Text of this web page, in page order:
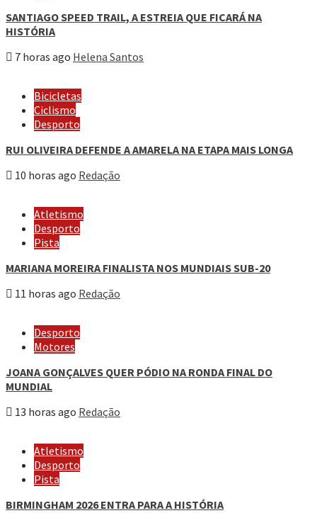
SANTIAGO SPEED TRAIL, A ESTREIA QUE FICARÁ NA
HISTÓRIA
7 horas ago Helena Santos
Bicicletas
Ciclismo
Desporto
RUI OLIVEIRA DEFENDE A AMARELA NA ETAPA MAIS LONGA
10 horas ago Redação
Atletismo
Desporto
Pista
MARIANA MOREIRA FINALISTA NOS MUNDIAIS SUB-20
11 horas ago Redação
Desporto
Motores
JOANA GONÇALVES QUER PÓDIO NA RONDA FINAL DO
MUNDIAL
13 horas ago Redação
Atletismo
Desporto
Pista
BIRMINGHAM 2026 ENTRA PARA A HISTÓRIA